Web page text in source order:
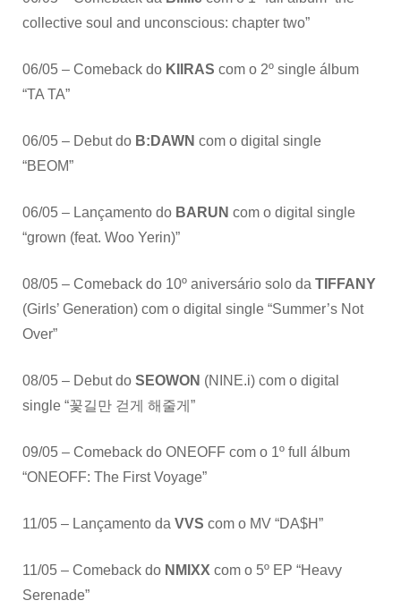
collective soul and unconscious: chapter two”
06/05 – Comeback do KIIRAS com o 2º single álbum
“TA TA”
06/05 – Debut do B:DAWN com o digital single
“BEOM”
06/05 – Lançamento do BARUN com o digital single
“grown (feat. Woo Yerin)”
08/05 – Comeback do 10º aniversário solo da TIFFANY
(Girls’ Generation) com o digital single “Summer’s Not
Over”
08/05 – Debut do SEOWON (NINE.i) com o digital
single “꽃길만 걷게 해줄게”
09/05 – Comeback do ONEOFF com o 1º full álbum
“ONEOFF: The First Voyage”
11/05 – Lançamento da VVS com o MV “DA$H”
11/05 – Comeback do NMIXX com o 5º EP “Heavy
Serenade”